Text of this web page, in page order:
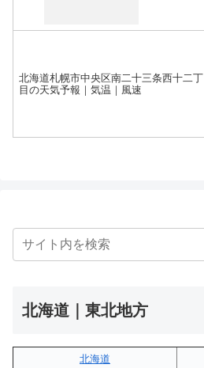
北海道札幌市中央区南二十三条西十二丁
目の天気予報｜気温｜風速
北海道｜東北地方
北海道